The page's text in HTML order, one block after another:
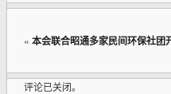
« 本会联合昭通多家民间环保社团
评论已关闭。